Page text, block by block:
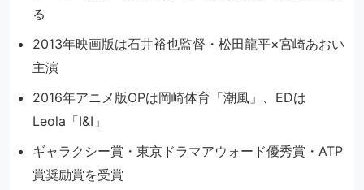
る
2013年映画版は石井裕也監督・松田龍平×宮崎あおい
主演
2016年アニメ版OPは岡崎体育「潮風」、EDは
Leola「I&I」
ギャラクシー賞・東京ドラマアウォード優秀賞・ATP
賞奨励賞を受賞